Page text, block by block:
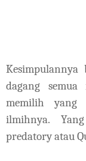
dagang
memilih yang
ilmihnya.
predatory atau